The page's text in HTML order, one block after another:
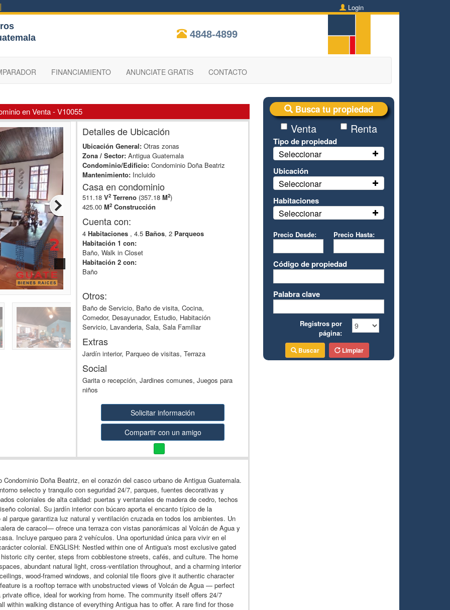
Login
4848-4899
FINANCIAMIENTO ANUNCIATE GRATIS CONTACTO
Busca tu propiedad
Venta Renta
Tipo de propiedad
Seleccionar
Ubicación
Seleccionar
Habitaciones
Seleccionar
Precio Desde: Precio Hasta:
Código de propiedad
Palabra clave
Registros por
página:
Buscar Limpiar
en Venta - V10055
Detalles de Ubicación
Ubicación General:Otras zonas
Zona / Sector: Antigua Guatemala
Condominio/Edificio: Condominio Doña Beatriz
Mantenimiento: Incluido
Casa en condominio
511.18 V2 Terreno (357.18 M2)
425.00 M2 Construcción
Cuenta con:
4 Habitaciones , 4.5 Baños, 2 Parqueos
Habitación 1 con:
Baño, Walk in Closet
Habitación 2 con:
Baño
Otros:
Baño de Servicio, Baño de visita, Cocina,
Comedor, Desayunador, Estudio, Habitación
Servicio, Lavanderia, Sala, Sala Familiar
Extras
Jardín interior, Parqueo de visitas, Terraza
Social
Garita o recepción, Jardines comunes, Juegos para
niños
Solicitar información
Compartir con un amigo
Doña Beatriz, en el corazón del casco urbano de Antigua Guatemala.
selecto y tranquilo con seguridad 24/7, parques, fuentes decorativas y
coloniales de alta calidad: puertas y ventanales de madera de cedro, techos
colonial. Su jardín interior con búcaro aporta el encanto típico de la
parque garantiza luz natural y ventilación cruzada en todos los ambientes. Un
de caracol— ofrece una terraza con vistas panorámicas al Volcán de Agua y
Incluye parqueo para 2 vehículos. Una oportunidad única para vivir en el
colonial. ENGLISH: Nestled within one of Antigua's most exclusive gated
city center, steps from cobblestone streets, cafés, and culture. The home
abundant natural light, cross-ventilation throughout, and a charming interior
wood-framed windows, and colonial tile floors give it authentic character
is a rooftop terrace with unobstructed views of Volcán de Agua — perfect
office, ideal for working from home. The community itself offers 24/7
within walking distance of everything Antigua has to offer. A rare find for those